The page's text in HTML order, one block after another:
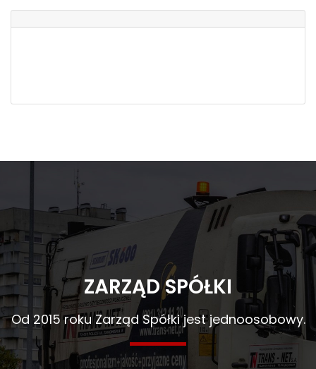
ZARZĄD SPÓŁKI
Od 2015 roku Zarząd Spółki jest jednoosobowy.